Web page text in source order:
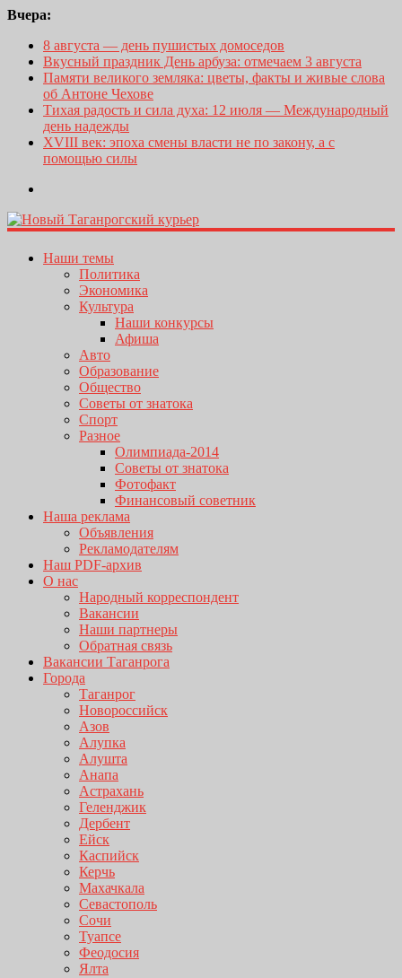
Вчера:
8 августа — день пушистых домоседов
Вкусный праздник День арбуза: отмечаем 3 августа
Памяти великого земляка: цветы, факты и живые слова
об Антоне Чехове
Тихая радость и сила духа: 12 июля — Международный
день надежды
XVIII век: эпоха смены власти не по закону, а с
помощью силы
Наши темы
Политика
Экономика
Культура
Наши конкурсы
Афиша
Авто
Образование
Общество
Советы от знатока
Спорт
Разное
Олимпиада-2014
Советы от знатока
Фотофакт
Финансовый советник
Наша реклама
Объявления
Рекламодателям
Наш PDF-архив
О нас
Народный корреспондент
Вакансии
Наши партнеры
Обратная связь
Вакансии Таганрога
Города
Таганрог
Новороссийск
Азов
Алупка
Алушта
Анапа
Астрахань
Геленджик
Дербент
Ейск
Каспийск
Керчь
Махачкала
Севастополь
Сочи
Туапсе
Феодосия
Ялта